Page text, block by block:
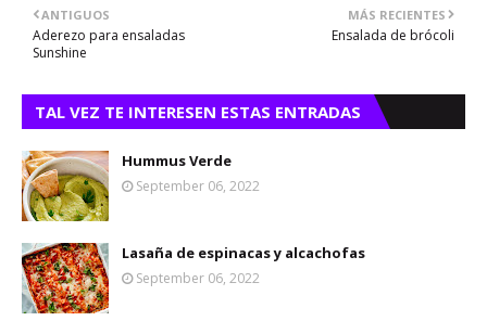
MÁS RECIENTES
Ensalada de brócoli
ANTIGUOS
Aderezo para ensaladas
Sunshine
TAL VEZ TE INTERESEN ESTAS ENTRADAS
Hummus Verde
September 06, 2022
Lasaña de espinacas y alcachofas
September 06, 2022